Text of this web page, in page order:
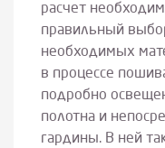
расчет
правильный
необходимых
в процессе
подробно
полотна и
гардины. В ней